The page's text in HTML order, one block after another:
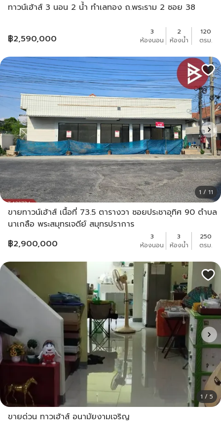
ทาวน์เฮ้าส์ 3 นอน 2 น้ำ ทำเลทอง ถ.พระราม 2 ซอย 38
฿2,590,000
3
ห้องนอน
2
ห้องน้ำ
120
ตรม.
1 / 11
ขายทาวน์เฮ้าส์ เนื้อที่ 73.5 ตารางวา ซอยประชาอุทิศ 90 ตำบล
นาเกลือ พระสมุทรเจดีย์ สมุทรปราการ
฿2,900,000
3
ห้องนอน
3
ห้องน้ำ
250
ตรม.
1 / 5
ขายด่วน ทาวเฮ้าส์ อนามัยงามเจริญ